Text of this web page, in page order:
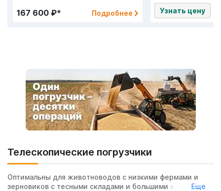
167 600 ₽* Подробнее Узнать цену
Телескопические погрузчики
Оптимальны для животноводов с низкими фермами и
зерновиков с тесными складами и большими объемами
Еще